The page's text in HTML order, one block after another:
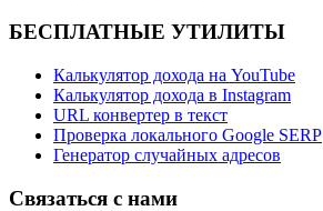
БЕСПЛАТНЫЕ УТИЛИТЫ
Калькулятор дохода на YouTube
Калькулятор дохода в Instagram
URL конвертер в текст
Проверка локального Google SERP
Генератор случайных адресов
Связаться с нами